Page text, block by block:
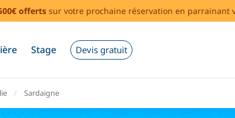
offerts sur votre prochaine réservation en parrainant
Stage Devis gratuit
Sardaigne